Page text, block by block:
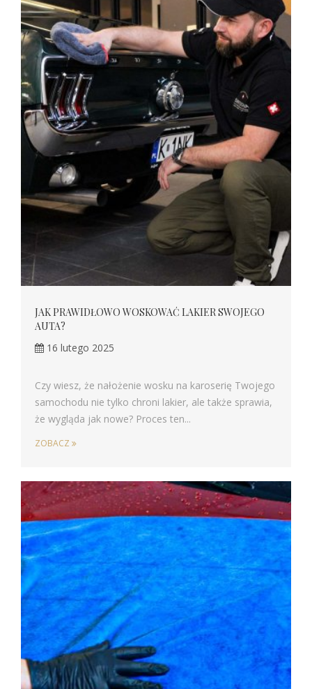
JAK PRAWIDŁOWO WOSKOWAĆ LAKIER SWOJEGO
AUTA?
16 lutego 2025
Czy wiesz, że nałożenie wosku na karoserię Twojego
samochodu nie tylko chroni lakier, ale także sprawia,
że wygląda jak nowe? Proces ten...
ZOBACZ